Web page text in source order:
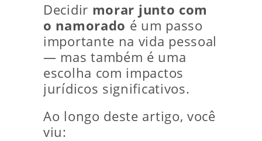
Decidir morar junto com
o namorado é um passo
importante na vida pessoal
— mas também é uma
escolha com impactos
jurídicos significativos.
Ao longo deste artigo, você
viu: